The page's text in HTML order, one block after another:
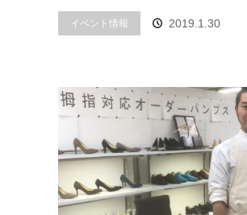
イベント情報 2019.1.30